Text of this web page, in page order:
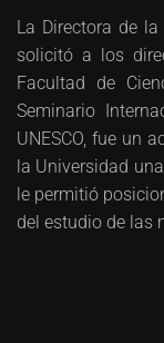
La Directora de la
solicitó a los
Facultad de
Seminario
UNESCO, fue un
la Universidad
le permitió
del estudio de las